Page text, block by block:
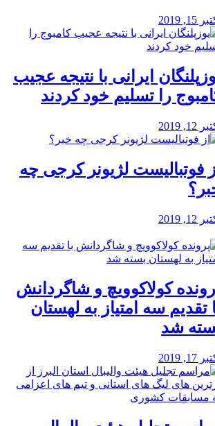
15, 2019
ایرانی با نتیجه عجیب
را تسلیم خود کردند
12, 2019
فوتبالیست لژیونر کرجی چه
12, 2019
کولاکوویچ و شاگردانش
تقدیم سه امتیاز به لهستان
شد
17, 2019